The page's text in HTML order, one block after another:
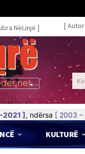
NëLinjë ] [
2021 ], ndërsa [ 2003
KULTURË